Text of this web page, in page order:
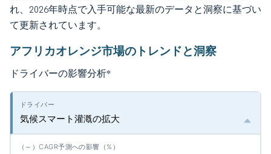
れ、2026年時点で入手可能な最新のデータと洞察に基づい
て更新されています。
アフリカオレンジ市場のトレンドと洞察
ドライバーの影響分析*
気候スマート灌漑の拡大